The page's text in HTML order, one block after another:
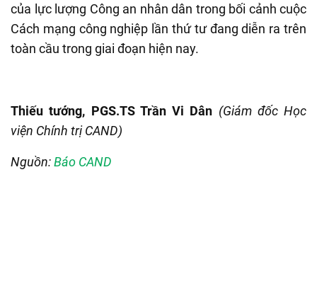
của lực lượng Công an nhân dân trong bối cảnh cuộc
Cách mạng công nghiệp lần thứ tư đang diễn ra trên
toàn cầu trong giai đoạn hiện nay.
Thiếu tướng, PGS.TS Trần Vi Dân (Giám đốc Học
viện Chính trị CAND)
Nguồn:Báo CAND